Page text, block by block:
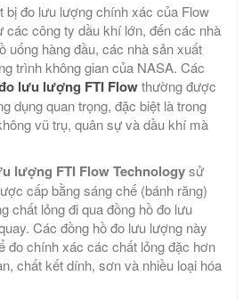
bị đo lưu lượng chính xác của Flow
các công ty dầu khí lớn, đến các nhà
uống hàng đầu, các nhà sản xuất
trình không gian của NASA. Các
lưu lượng FTI Flowthường được
dụng quan trọng, đặc biệt là trong
vũ trụ, quân sự và dầu khí mà
lượng FTI Flow Technologysử
cấp bằng sáng chế (bánh răng)
chất lỏng đi qua đồng hồ đo lưu
Các đồng hồ đo lưu lượng này
đo chính xác các chất lỏng đặc hơn
chất kết dính, sơn và nhiều loại hóa